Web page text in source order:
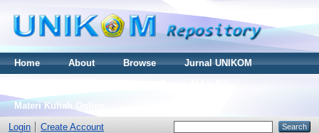
Home About Browse
Jurnal UNIKOM
Materi Kuliah Online
Login
Create Account